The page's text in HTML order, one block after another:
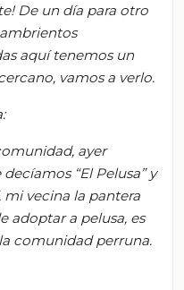
De un día para otro
aquí tenemos un
vamos a verlo.
ayer
“El Pelusa” y
mi vecina la pantera
adoptar a pelusa, es
comunidad perruna.